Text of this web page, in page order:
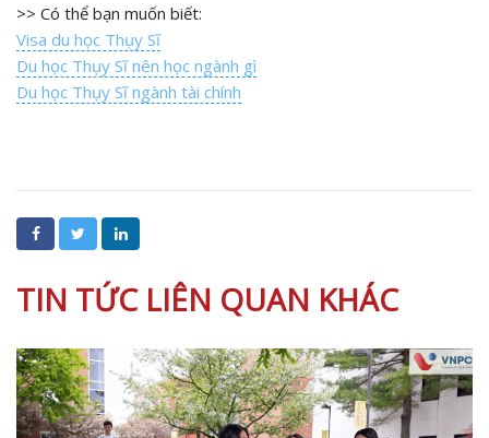
>> Có thể bạn muốn biết:
Visa du học Thụy Sĩ
Du học Thụy Sĩ nên học ngành gì
Du học Thụy Sĩ ngành tài chính
TIN TỨC LIÊN QUAN KHÁC